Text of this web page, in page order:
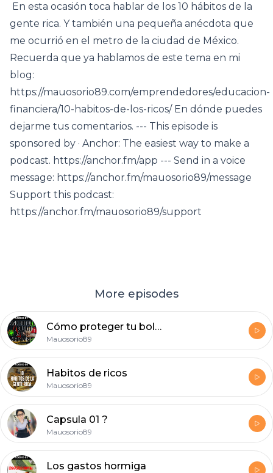
En esta ocasión toca hablar de los 10 hábitos de la
gente rica. Y también una pequeña anécdota que
me ocurrió en el metro de la ciudad de México.
Recuerda que ya hablamos de este tema en mi
blog:
https://mauosorio89.com/emprendedores/educacion-
financiera/10-habitos-de-los-ricos/ En dónde puedes
dejarme tus comentarios. --- This episode is
sponsored by · Anchor: The easiest way to make a
podcast. https://anchor.fm/app --- Send in a voice
message: https://anchor.fm/mauosorio89/message
Support this podcast:
https://anchor.fm/mauosorio89/support
More episodes
Cómo proteger tu bolsillo ante el coronavirus
Mauosorio89
Habitos de ricos
Mauosorio89
Capsula 01 ?
Mauosorio89
Los gastos hormiga